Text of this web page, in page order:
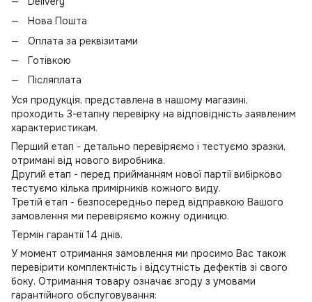
Нова Пошта
Оплата за реквізитами
Готівкою
Післяплата
Уся продукція, представлена в нашому магазині,
проходить 3-етапну перевірку на відповідність заявленим
характеристикам.
Перший етап - детально перевіряємо і тестуємо зразки,
отримані від нового виробника.
Другий етап - перед прийманням нової партії вибірково
тестуємо кілька примірників кожного виду.
Третій етап - безпосередньо перед відправкою Вашого
замовлення ми перевіряємо кожну одиницю.
Термін гарантії 14 днів.
У момент отримання замовлення ми просимо Вас також
перевірити комплектність і відсутність дефектів зі свого
боку. Отримання товару означає згоду з умовами
гарантійного обслуговування: